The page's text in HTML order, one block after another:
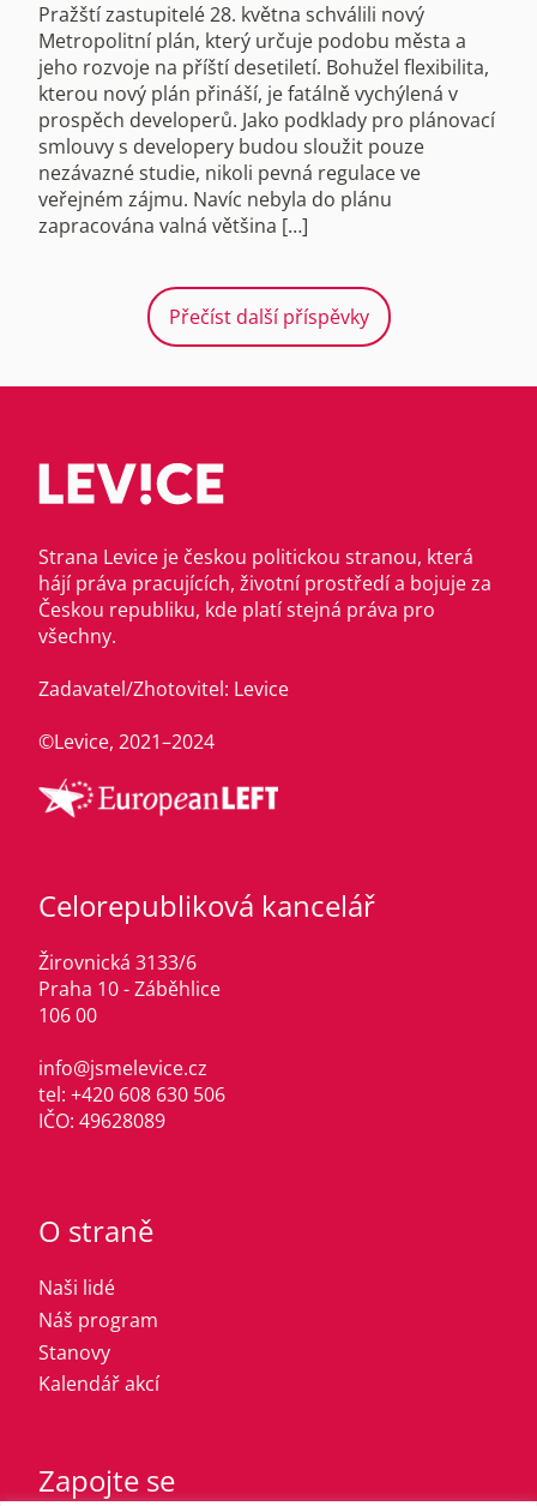
Pražští zastupitelé 28. května schválili nový
Metropolitní plán, který určuje podobu města a
jeho rozvoje na příští desetiletí. Bohužel flexibilita,
kterou nový plán přináší, je fatálně vychýlená v
prospěch developerů. Jako podklady pro plánovací
smlouvy s developery budou sloužit pouze
nezávazné studie, nikoli pevná regulace ve
veřejném zájmu. Navíc nebyla do plánu
zapracována valná většina […]
Přečíst další příspěvky
Strana Levice je českou politickou stranou, která
hájí práva pracujících, životní prostředí a bojuje za
Českou republiku, kde platí stejná práva pro
všechny.
Zadavatel/Zhotovitel: Levice
©Levice, 2021–2024
Celorepubliková kancelář
Žirovnická 3133/6
Praha 10 - Záběhlice
106 00
info@jsmelevice.cz
tel: +420 608 630 506
IČO: 49628089
O straně
Naši lidé
Náš program
Stanovy
Kalendář akcí
Zapojte se